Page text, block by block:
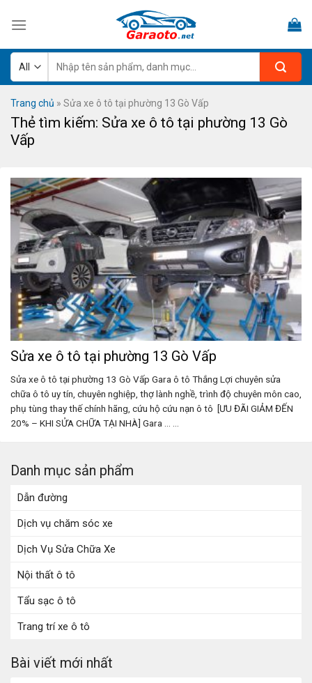
kiếm:
Trang chủ » Sửa xe ô tô tại phường 13 Gò Vấp
Thẻ tìm kiếm: Sửa xe ô tô tại phường 13 Gò
Vấp
Danh mục sản phẩm
Dẫn đường
Dịch vụ chăm sóc xe
Dịch Vụ Sửa Chữa Xe
Nội thất ô tô
Tẩu sạc ô tô
Trang trí xe ô tô
Bài viết mới nhất
Sửa xe ô tô tại phường 13 Gò Vấp
Sửa xe ô tô tại phường 13 Gò Vấp Gara ô tô Thắng Lợi chuyên sửa
chữa ô tô uy tín, chuyên nghiệp, thợ lành nghề, trình độ chuyên môn cao,
phụ tùng thay thế chính hãng, cứu hộ cứu nạn ô tô [ƯU ĐÃI GIẢM ĐẾN
20% – KHI SỬA CHỮA TẠI NHÀ] Gara ... ...